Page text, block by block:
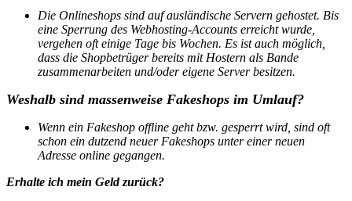
Die Onlineshops sind auf ausländische Servern gehostet. Bis
eine Sperrung des Webhosting-Accounts erreicht wurde,
vergehen oft einige Tage bis Wochen. Es ist auch möglich,
dass die Shopbetrüger bereits mit Hostern als Bande
zusammenarbeiten und/oder eigene Server besitzen.
Weshalb sind massenweise Fakeshops im Umlauf?
Wenn ein Fakeshop offline geht bzw. gesperrt wird, sind oft
schon ein dutzend neuer Fakeshops unter einer neuen
Adresse online gegangen.
Erhalte ich mein Geld zurück?